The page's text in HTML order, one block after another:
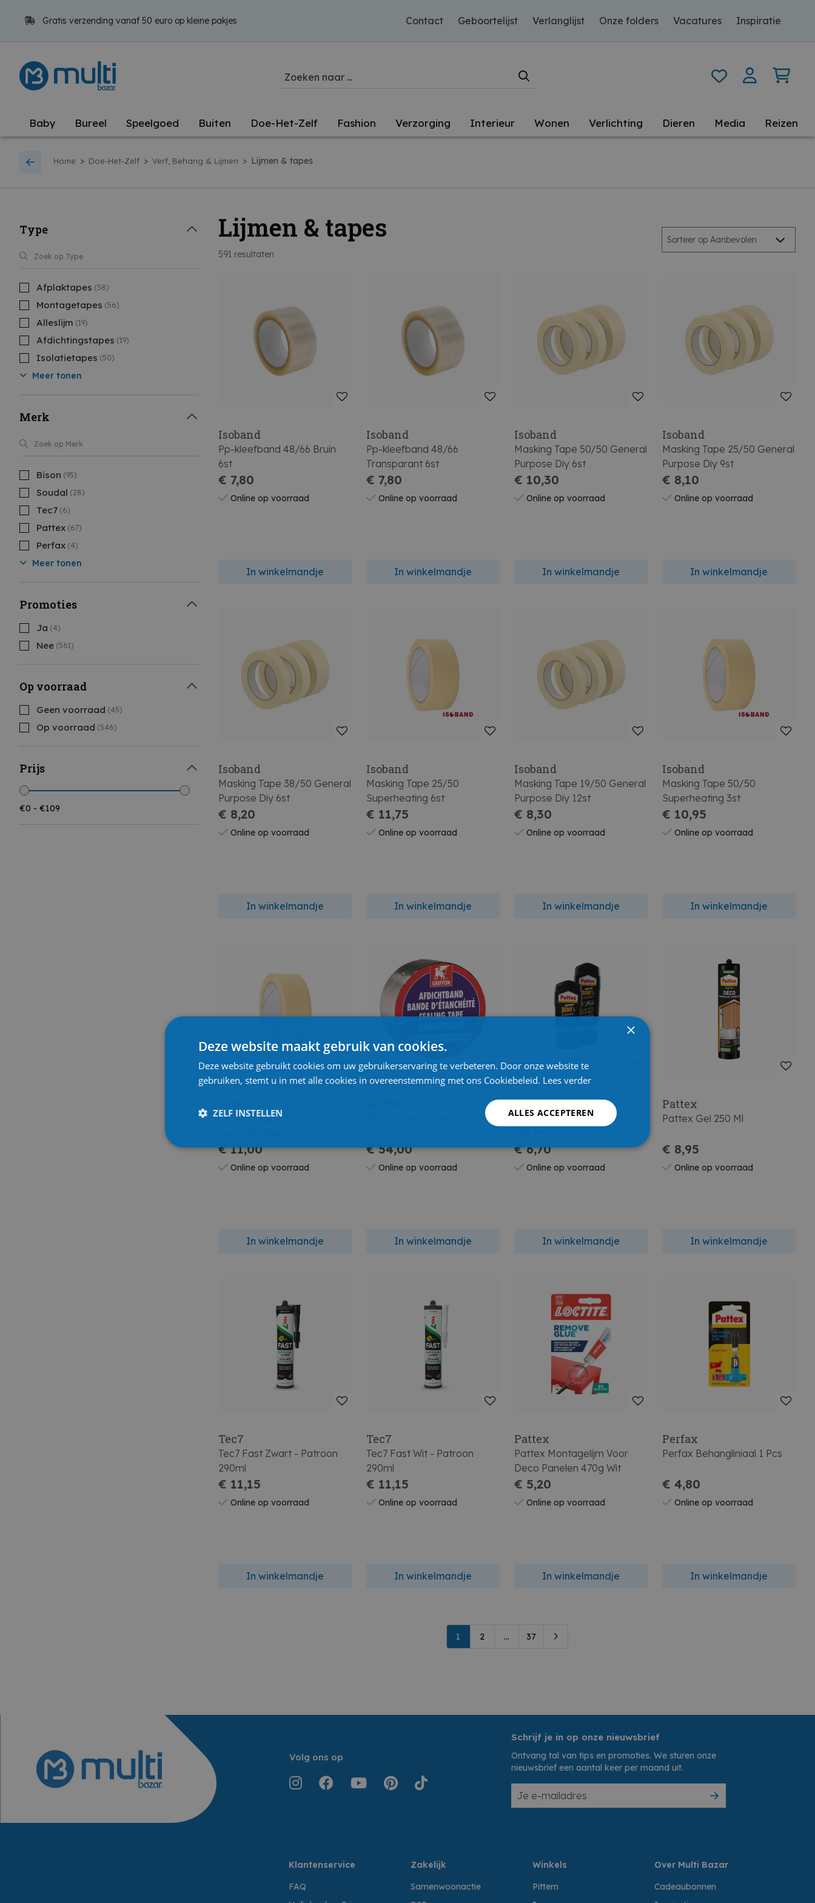
Gratis verzending vanaf 50 euro op kleine pakjes Contact Geboortelijst Verlanglijst Onze folders Vacatures Inspiratie
Baby Bureel Speelgoed Buiten Doe-Het-Zelf Fashion Verzorging Interieur Wonen Verlichting Dieren Media Reizen
Home > Doe-Het-Zelf > Verf, Behang & Lijmen > Lijmen & tapes
Type
Afplaktapes (58)
Montagetapes (56)
Alleslijm (19)
Afdichtingstapes (19)
Isolatietapes (50)
Meer tonen
Merk
Bison (95)
Soudal (28)
Tec7 (6)
Pattex (67)
Perfax (4)
Meer tonen
Promoties
Ja (4)
Nee (561)
Op voorraad
Geen voorraad (45)
Op voorraad (546)
Prijs
Lijmen & tapes
591 resultaten
Isoband
Pp-kleefband 48/66 Bruin
6st
€ 7,80
Online op voorraad
In winkelmandje
Isoband
Pp-kleefband 48/66
Transparant 6st
€ 7,80
Online op voorraad
In winkelmandje
Isoband
Masking Tape 50/50 General
Purpose Diy 6st
€ 10,30
Online op voorraad
In winkelmandje
Isoband
Masking Tape 25/50 General
Purpose Diy 9st
€ 8,10
Online op voorraad
In winkelmandje
Isoband
Masking Tape 38/50 General
Purpose Diy 6st
€ 8,20
Online op voorraad
In winkelmandje
Isoband
Masking Tape 25/50
Superheating 6st
€ 11,75
Online op voorraad
In winkelmandje
Isoband
Masking Tape 19/50 General
Purpose Diy 12st
€ 8,30
Online op voorraad
In winkelmandje
Isoband
Masking Tape 50/50
Superheating 3st
€ 10,95
Online op voorraad
In winkelmandje
Masking Tape 38/50
€ 11,00
Online op voorraad
In winkelmandje
€ 54,00
Online op voorraad
In winkelmandje
Rubson
Rubson Sanitair Silicone Wit
€ 6,70
Online op voorraad
In winkelmandje
Pattex
Pattex Gel 250 Ml
€ 8,95
Online op voorraad
In winkelmandje
Tec7
Tec7 Fast Zwart - Patroon
290ml
€ 11,15
Online op voorraad
In winkelmandje
Tec7
Tec7 Fast Wit - Patroon
290ml
€ 11,15
Online op voorraad
In winkelmandje
Pattex
Pattex Montagelijm Voor
Deco Panelen 470g Wit
€ 5,20
Online op voorraad
In winkelmandje
Perfax
Perfax Behangliniaal 1 Pcs
€ 4,80
Online op voorraad
In winkelmandje
1 2 ... 37
Volg ons op
Schrijf je in op onze nieuwsbrief
Ontvang tal van tips en promoties. We sturen onze
nieuwsbrief een aantal keer per maand uit.
Klantenservice
FAQ
Zakelijk
Samenwoonactie
Winkels
Pittem
Over Multi Bazar
Cadeaubonnen
×
Deze website maakt gebruik van cookies.
Deze website gebruikt cookies om uw gebruikerservaring te verbeteren. Door onze website te
gebruiken, stemt u in met alle cookies in overeenstemming met ons Cookiebeleid. Lees verder
ALLES ACCEPTEREN
ZELF INSTELLEN